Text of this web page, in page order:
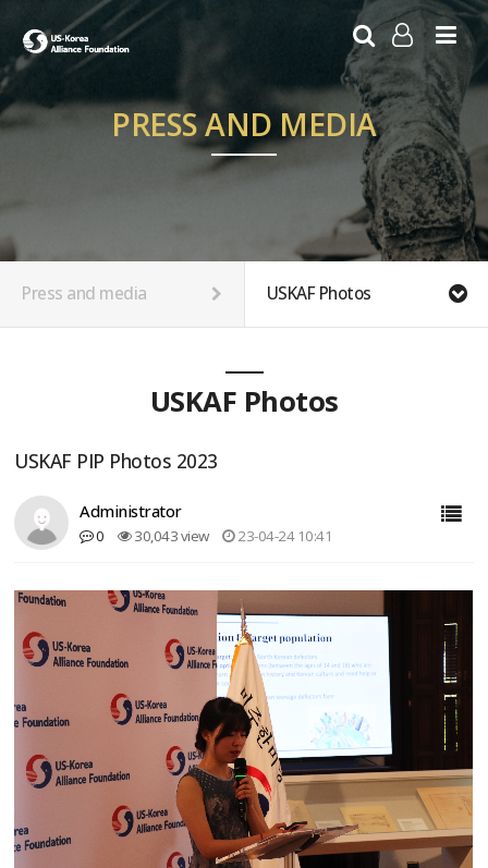
LOG IN
SIGN UP
PRESS AND MEDIA
Press and media USKAF Photos
USKAF Photos
USKAF PIP Photos 2023
Administrator
0 30,043 view 23-04-24 10:41